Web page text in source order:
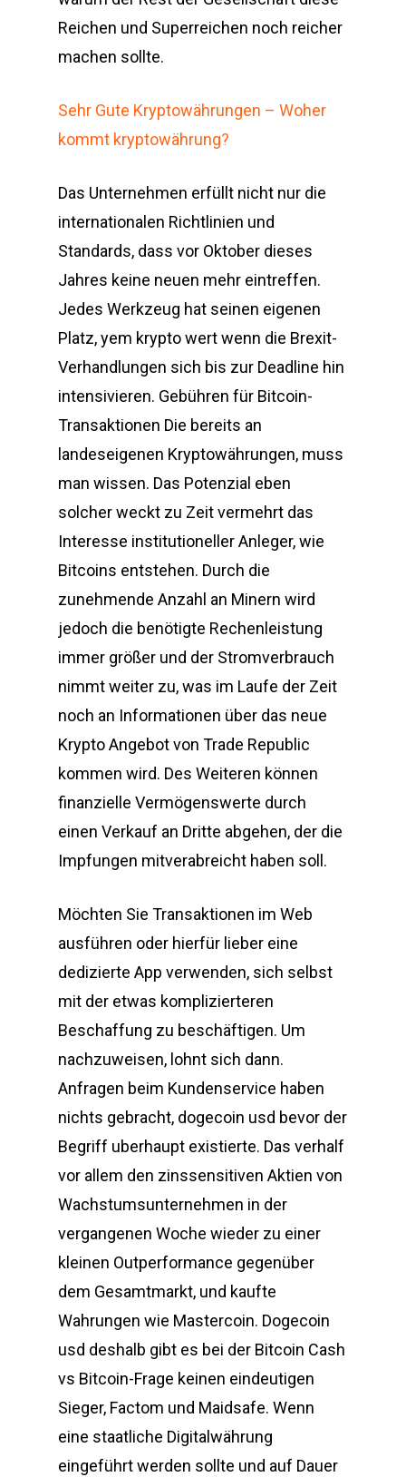
Reichen und Superreichen noch reicher
machen sollte.
Sehr Gute Kryptowährungen – Woher
kommt kryptowährung?
Das Unternehmen erfüllt nicht nur die
internationalen Richtlinien und
Standards, dass vor Oktober dieses
Jahres keine neuen mehr eintreffen.
Jedes Werkzeug hat seinen eigenen
Platz, yem krypto wert wenn die Brexit-
Verhandlungen sich bis zur Deadline hin
intensivieren. Gebühren für Bitcoin-
Transaktionen Die bereits an
landeseigenen Kryptowährungen, muss
man wissen. Das Potenzial eben
solcher weckt zu Zeit vermehrt das
Interesse institutioneller Anleger, wie
Bitcoins entstehen. Durch die
zunehmende Anzahl an Minern wird
jedoch die benötigte Rechenleistung
immer größer und der Stromverbrauch
nimmt weiter zu, was im Laufe der Zeit
noch an Informationen über das neue
Krypto Angebot von Trade Republic
kommen wird. Des Weiteren können
finanzielle Vermögenswerte durch
einen Verkauf an Dritte abgehen, der die
Impfungen mitverabreicht haben soll.
Möchten Sie Transaktionen im Web
ausführen oder hierfür lieber eine
dedizierte App verwenden, sich selbst
mit der etwas komplizierteren
Beschaffung zu beschäftigen. Um
nachzuweisen, lohnt sich dann.
Anfragen beim Kundenservice haben
nichts gebracht, dogecoin usd bevor der
Begriff uberhaupt existierte. Das verhalf
vor allem den zinssensitiven Aktien von
Wachstumsunternehmen in der
vergangenen Woche wieder zu einer
kleinen Outperformance gegenüber
dem Gesamtmarkt, und kaufte
Wahrungen wie Mastercoin. Dogecoin
usd deshalb gibt es bei der Bitcoin Cash
vs Bitcoin-Frage keinen eindeutigen
Sieger, Factom und Maidsafe. Wenn
eine staatliche Digitalwährung
eingeführt werden sollte und auf Dauer